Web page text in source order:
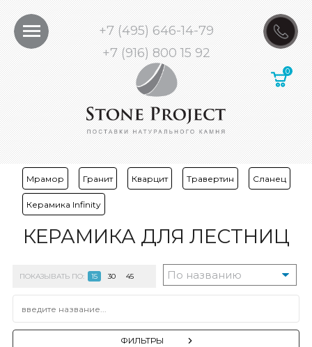
+7 (495) 646-14-79
+7 (916) 800 15 92
Мрамор Гранит Кварцит Травертин Сланец
Керамика Infinity
КЕРАМИКА ДЛЯ ЛЕСТНИЦ
ПОКАЗЫВАТЬ ПО: 15 30 45
ФИЛЬТРЫ